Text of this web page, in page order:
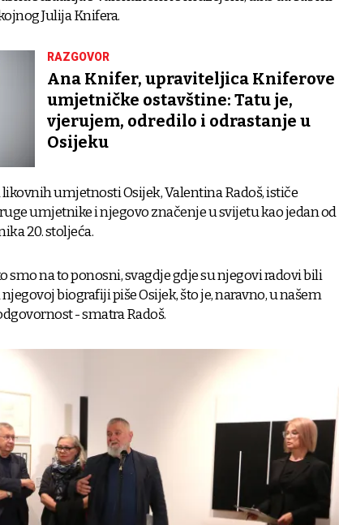
Julija Knifera.
RAZGOVOR
Ana Knifer, upraviteljica Kniferove
umjetničke ostavštine: Tatu je,
vjerujem, odredilo i odrastanje u
Osijeku
umjetnosti Osijek, Valentina Radoš, ističe
umjetnike i njegovo značenje u svijetu kao jedan od
20. stoljeća.
smo na to ponosni, svagdje gdje su njegovi radovi bili
biografiji piše Osijek, što je, naravno, u našem
- smatra Radoš.